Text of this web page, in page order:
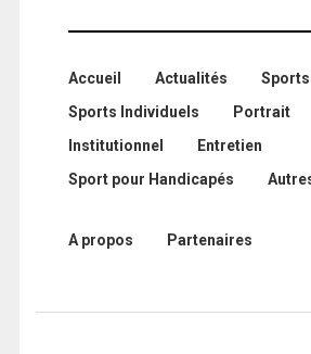
Accueil Actualités
Sports Individuels
Portrait
Institutionnel
Entretien
Sport pour Handicapés
A propos Partenaires